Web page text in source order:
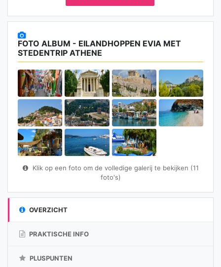
FOTO ALBUM - EILANDHOPPEN EVIA MET
STEDENTRIP ATHENE
Klik op een foto om de volledige galerij te bekijken (11
foto's)
OVERZICHT
PRAKTISCHE INFO
PLUSPUNTEN